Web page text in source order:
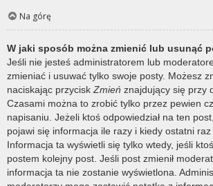
Na górę
W jaki sposób można zmienić lub usunąć
Jeśli nie jesteś administratorem lub
zmieniać i usuwać tylko swoje posty. Możesz
naciskając przycisk Zmień znajdujący się przy
Czasami można to zrobić tylko przez pewien
napisaniu. Jeżeli ktoś odpowiedział na ten
pojawi się informacja ile razy i kiedy ostatni raz
Informacja ta wyświetli się tylko wtedy, jeśli
postem kolejny post. Jeśli post zmienił
informacja ta nie zostanie wyświetlona.